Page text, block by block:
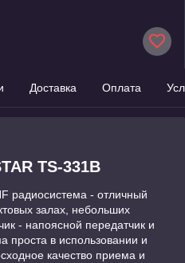
Доставка Оплата
TS-331B
радиосистема - отличный
залах, небольших
- напоясной передатчик и
проста в использовании и
качество приема и